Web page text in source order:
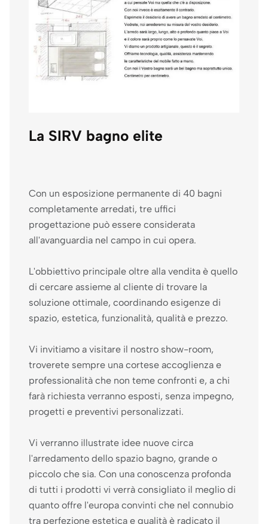
La SIRV bagno elite
Con un esposizione permanente di 40 bagni
completamente arredati, tre uffici
progettazione può essere considerata
all'avanguardia nel campo in cui opera.
L'obbiettivo principale oltre alla vendita è quello
di cercare assieme al cliente di trovare la
soluzione ottimale, coordinando esigenze di
spazio, estetica, funzionalità, qualità e prezzo.
Vi invitiamo a visitare il nostro show-room,
troverete sempre una cortese accoglienza e
professionalità che non teme confronti e, a chi
farà richiesta verranno esposti, senza impegno,
progetti e preventivi personalizzati.
Vi verranno illustrate idee nuove circa
l'arredamento dello spazio bagno, grande o
piccolo che sia. Con una conoscenza profonda
di tutti i prodotti vi verrà consigliato il meglio di
quanto offre l'europa convinti che nel connubio
tra perfezione estetica e qualità è radicato il